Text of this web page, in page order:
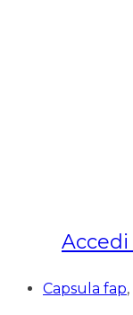
Accedi
Capsula fap,